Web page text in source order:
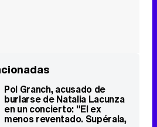
Pol Granch, acusado de
burlarse de Natalia Lacunza
en un concierto: "El ex
menos reventado. Supérala,